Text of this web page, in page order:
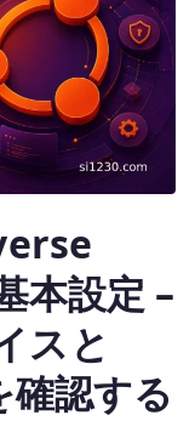
本設定 –
スと
認する